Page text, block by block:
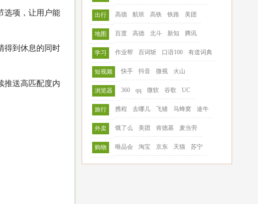
出行 高德 航班 高铁 铁路 美团
地图 百度 高德 北斗 新知 腾讯
学习 作业帮 百词斩 口语100 有道词典
短视频 快手 抖音 微视 火山
浏览器 360 qq 微软 谷歌 UC
旅行 携程 去哪儿 飞猪 马蜂窝 途牛
外卖 饿了么 美团 肯德基 麦当劳
购物 唯品会 淘宝 京东 天猫 苏宁
选项，让用户能
得到休息的同时
推送高匹配度内